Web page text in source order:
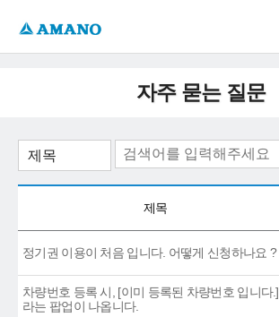
자주 묻는 질문
제목
정기권 이용이 처음 입니다. 어떻게 신청하나요 ?
차량번호 등록 시, [이미 등록된 차량번호 입니다.]
라는 팝업이 나옵니다.